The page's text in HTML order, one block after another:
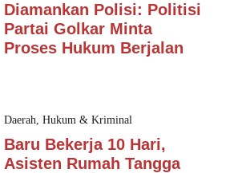
Diamankan Polisi: Politisi
Partai Golkar Minta
Proses Hukum Berjalan
Daerah, Hukum & Kriminal
Baru Bekerja 10 Hari,
Asisten Rumah Tangga